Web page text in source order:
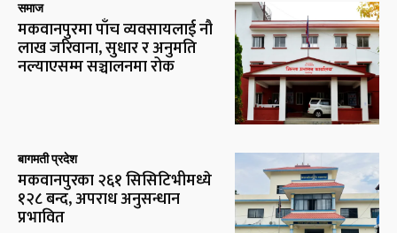
समाज
मकवानपुरमा पाँच व्यवसायलाई नौ
लाख जरिवाना, सुधार र अनुमति
नल्याएसम्म सञ्चालनमा रोक
बागमती प्रदेश
मकवानपुरका २६१ सिसिटिभीमध्ये
१२८ बन्द, अपराध अनुसन्धान
प्रभावित